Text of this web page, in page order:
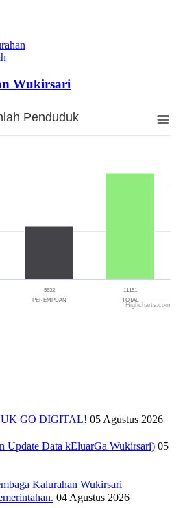
Wukirsari
Jumlah. Range: 0 to 15000.
Penduduk
5632
PEREMPUAN
11151
TOTAL
Highcharts.com
GO DIGITAL! 05 Agustus 2026
Data kEluarGa Wukirsari) 05
Kalurahan Wukirsari
04 Agustus 2026